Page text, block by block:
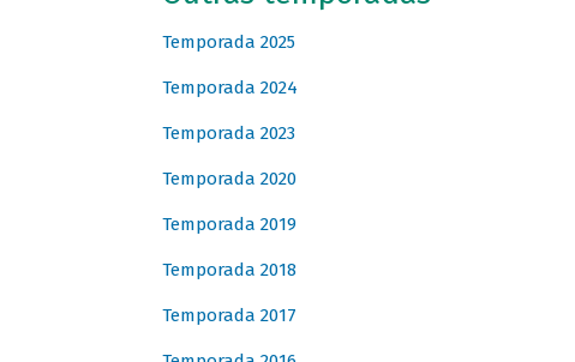
Temporada 2025
Temporada 2024
Temporada 2023
Temporada 2020
Temporada 2019
Temporada 2018
Temporada 2017